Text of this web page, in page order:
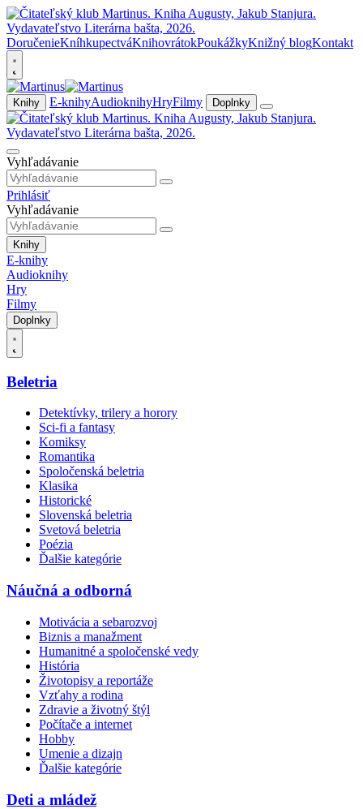
DoručenieKníhkupectváKnihovrátokPoukážkyKnižný blogKontakt
Knihy E-knihyAudioknihyHryFilmy Doplnky
Vyhľadávanie
Prihlásiť
Vyhľadávanie
Knihy
E-knihy
Audioknihy
Hry
Filmy
Doplnky
Beletria
Detektívky, trilery a horory
Sci-fi a fantasy
Komiksy
Romantika
Spoločenská beletria
Klasika
Historické
Slovenská beletria
Svetová beletria
Poézia
Ďalšie kategórie
Náučná a odborná
Motivácia a sebarozvoj
Biznis a manažment
Humanitné a spoločenské vedy
História
Životopisy a reportáže
Vzťahy a rodina
Zdravie a životný štýl
Počítače a internet
Hobby
Umenie a dizajn
Ďalšie kategórie
Deti a mládež